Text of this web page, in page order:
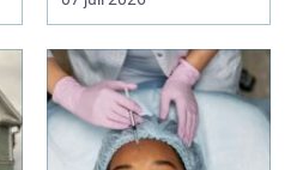
traditionel...